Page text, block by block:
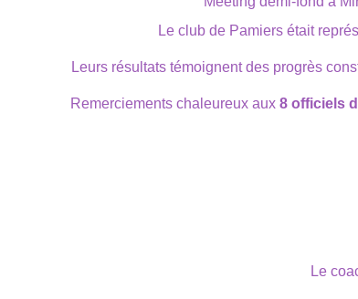
Le club de Pamiers était
Leurs résultats témoignent des progrès
Remerciements chaleureux aux 8 officiels
Le